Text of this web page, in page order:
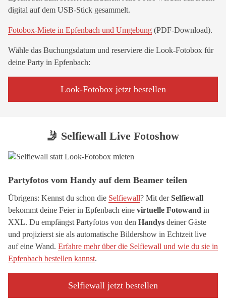
digital auf dem USB-Stick gesammelt.
Fotobox-Miete in Epfenbach und Umgebung (PDF-Download).
Wähle das Buchungsdatum und reserviere die Look-Fotobox für
deine Party in Epfenbach:
Look-Fotobox jetzt bestellen
🤳 Selfiewall Live Fotoshow
Partyfotos vom Handy auf dem Beamer teilen
Übrigens: Kennst du schon die Selfiewall? Mit derSelfiewall
bekommt deine Feier in Epfenbach eine virtuelle Fotowand in
XXL. Du empfängst Partyfotos von den Handys deiner Gäste
und projizierst sie als automatische Bildershow in Echtzeit live
auf eine Wand. Erfahre mehr über die Selfiewall und wie du sie in
Epfenbach bestellen kannst.
Selfiewall jetzt bestellen